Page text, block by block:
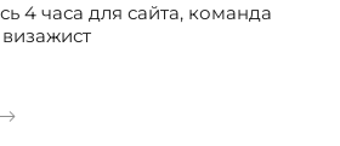
4 часа для сайта, команда